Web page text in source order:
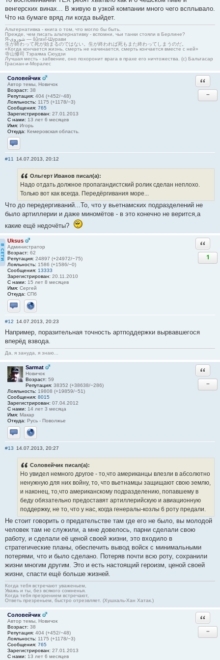
венгерских винах... В живую в узкой компании много чего всплывало.
Что на бумаге вряд ли когда выйдет.
Альтернативка - книга о том, что могло бы быть.
Прежде, чем писать альтернативку - вспомни, чьи танки стояли в Берлине?
Я-شوروی — šûravî-Шурави
生が終わって死が始まるのではない。生が終われば死もまた終わってしまうのだ。
«Когда кончается жизнь, смерть не начинается, смерть кончается вместе с ней»
寺山修司 Тэраяма Сюудзи
Лучшая месть - забвение, оно похоронит врага в прахе его ничтожества. (с) Бальтасар
Грасиан-и-Моралес
Соловейчик
Автор темы, Новичок
Возраст: 38
Репутация: 404 (+452/−48)
Лояльность: 1175 (+1178/−3)
Сообщения: 765
Зарегистрирован: 27.01.2013
С нами: 13 лет 6 месяцев
Имя: Игорь
Откуда: Кемеровская область.
Отправить личное сообщение
−
#11 14.07.2013, 20:12
Ольгерт Иванов писал(а):
Надо отдать должное пропагандистский ролик сделан неплохо.
Только вот как всегда. Передёргивания море...
Что до передергиваний...То, что у вьетнамских подразделений не
было артиллерии и даже миномётов - в это конечно не верится,а
какие ещё недочёты?
Uksus
Администратор
Возраст: 62
Репутация: 24897 (+24972/−75)
Лояльность: 1586 (+1586/−0)
Сообщения: 13333
Зарегистрирован: 20.11.2010
С нами: 15 лет 8 месяцев
Имя: Сергей
Откуда: СПб
Отправить личное сообщение
Сайт
1
#12 14.07.2013, 20:23
Например, поразительная точность артподдержки вырвавшегося
вперёд взвода.
Да, я зануда, я знаю...
Sarmat
Новичок
Возраст: 59
Репутация: 38352 (+38638/−286)
Лояльность: 19808 (+19859/−51)
Сообщения: 8015
Зарегистрирован: 07.04.2012
С нами: 14 лет 3 месяца
Имя: Макар
Откуда: Русь - Поволжье
Отправить личное сообщение
Сайт
−
#13 14.07.2013, 20:27
Соловейчик писал(а):
Но увидел немного другое - то,что американцы влезли в абсолютно
ненужную для них войну, то, что вьетнамцы защищают свою землю,
и наконец, то,что американскому подразделению, попавшему в
беду обязательно предоставят артиллерийскую и авиационную
поддержку, не то, что у нас, когда генералы-козлы 6 роту предали.
Не стоит говорить о предательстве там где его не было, вы молодой
человек там не служили, а мне довелось, парни сделали свою
работу, и сделали её ценой своей жизни, это входило в
стратегические планы, обеспечить вывод войск с минимальными
потерями, что и было сделано. Потеряв почти всю роту, сохранили
жизни многим другим. Это и есть настоящий героизм, ценой своей
жизни, спасти ещё больше жизней.
Когда тебя встречают уваженьем,
Уважь и ты, без всякого сомненья.
Когда тебя презрением встречают,
Ответь презреньем, быстро отрезвляет. (Хушхаль-Хан Хатак.)
Соловейчик
Автор темы, Новичок
Возраст: 38
Репутация: 404 (+452/−48)
Лояльность: 1175 (+1178/−3)
Сообщения: 765
Зарегистрирован: 27.01.2013
С нами: 13 лет 6 месяцев
−